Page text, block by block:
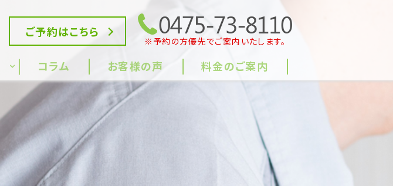
ご予約はこちら 0475-73-8110
※予約の方優先でご案内いたします。
コラム お客様の声 料金のご案内